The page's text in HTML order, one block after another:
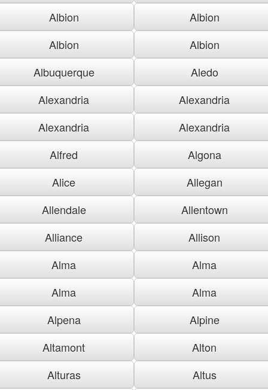
Albion
Albion
Albion
Albion
Albuquerque
Aledo
Alexandria
Alexandria
Alexandria
Alexandria
Alfred
Algona
Alice
Allegan
Allendale
Allentown
Alliance
Allison
Alma
Alma
Alma
Alma
Alpena
Alpine
Altamont
Alton
Alturas
Altus